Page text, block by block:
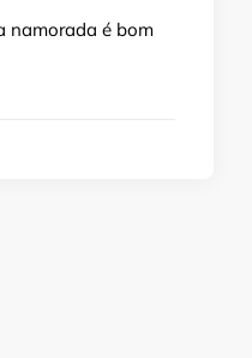
namorada é bom